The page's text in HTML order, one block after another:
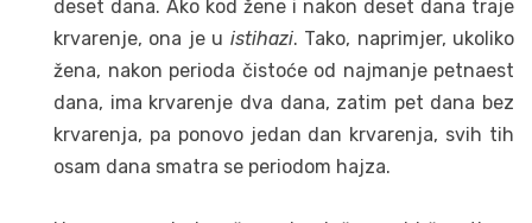
deset dana. Ako kod žene i nakon deset dana traje
krvarenje, ona je u istihazi. Tako, naprimjer, ukoliko
žena, nakon perioda čistoće od najmanje petnaest
dana, ima krvarenje dva dana, zatim pet dana bez
krvarenja, pa ponovo jedan dan krvarenja, svih tih
osam dana smatra se periodom hajza.